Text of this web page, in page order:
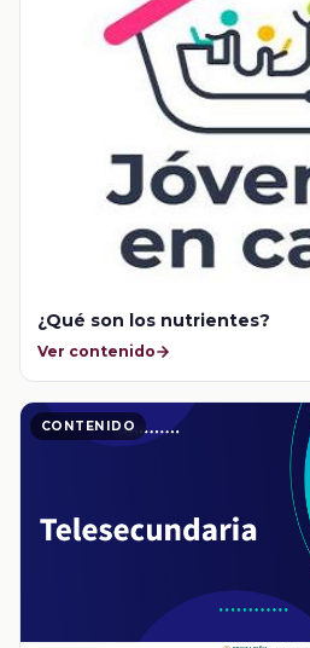
¿Qué son los nutrientes?
Ver contenido
CONTENIDO